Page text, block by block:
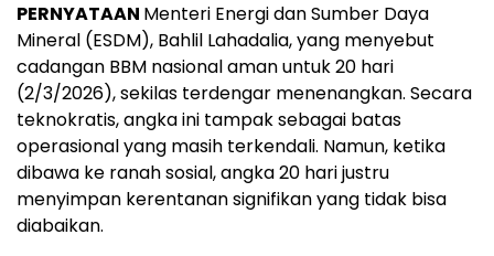
PERNYATAAN Menteri Energi dan Sumber Daya
Mineral (ESDM), Bahlil Lahadalia, yang menyebut
cadangan BBM nasional aman untuk 20 hari
(2/3/2026), sekilas terdengar menenangkan. Secara
teknokratis, angka ini tampak sebagai batas
operasional yang masih terkendali. Namun, ketika
dibawa ke ranah sosial, angka 20 hari justru
menyimpan kerentanan signifikan yang tidak bisa
diabaikan.